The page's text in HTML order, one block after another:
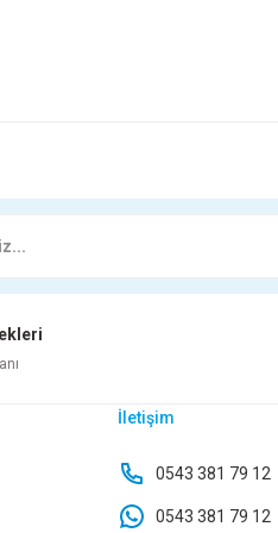
FİŞ 3LÜ KTX-2970
TL
Sepete Ekle
APARATI HAREKETLİ MT-109
İletişim
0543 381 79 12
0543 381 79 12